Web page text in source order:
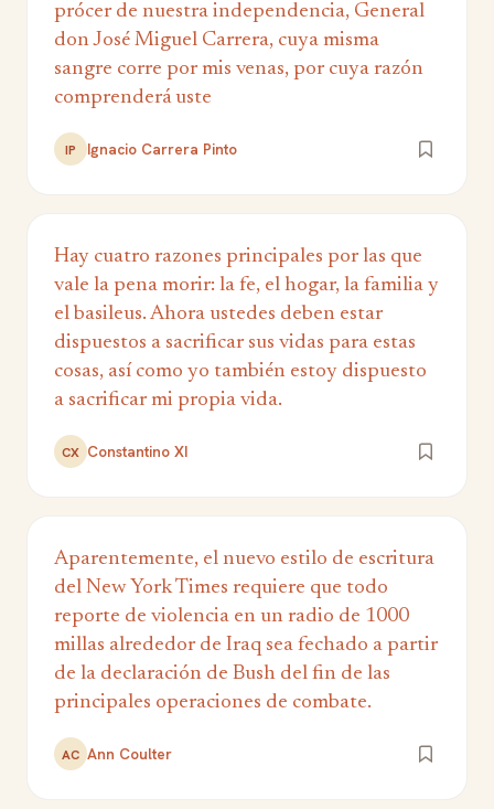
prócer de nuestra independencia, General
don José Miguel Carrera, cuya misma
sangre corre por mis venas, por cuya razón
comprenderá uste
IP Ignacio Carrera Pinto
Hay cuatro razones principales por las que
vale la pena morir: la fe, el hogar, la familia y
el basileus. Ahora ustedes deben estar
dispuestos a sacrificar sus vidas para estas
cosas, así como yo también estoy dispuesto
a sacrificar mi propia vida.
CX Constantino XI
Aparentemente, el nuevo estilo de escritura
del New York Times requiere que todo
reporte de violencia en un radio de 1000
millas alrededor de Iraq sea fechado a partir
de la declaración de Bush del fin de las
principales operaciones de combate.
AC Ann Coulter